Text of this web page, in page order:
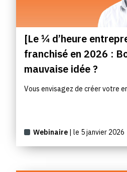
[Le ¼ d’heure
franchisé en 2026 :
mauvaise idée ?
Vous envisagez de créer votre
Webinaire | le 5 janvier 2026